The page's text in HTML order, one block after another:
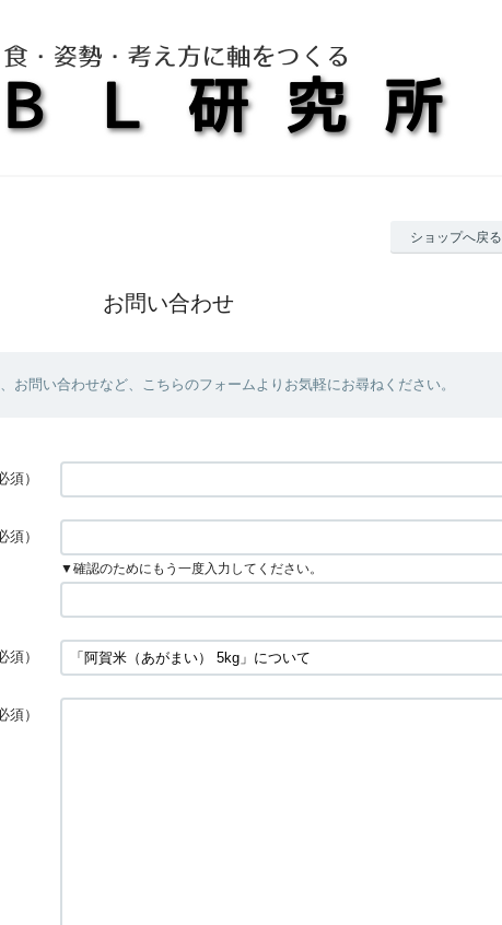
ショップへ戻る
お問い合わせ
お問い合わせなど、こちらのフォームよりお気軽にお尋ねください。
須）
須）
▼確認のためにもう一度入力してください。
須）
須）